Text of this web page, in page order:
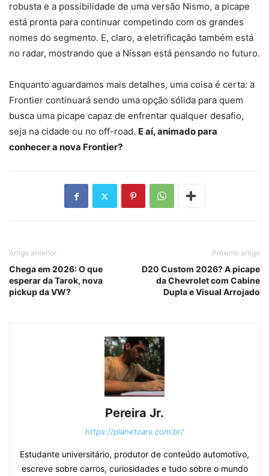
robusta e a possibilidade de uma versão Nismo, a picape
está pronta para continuar competindo com os grandes
nomes do segmento. E, claro, a eletrificação também está
no radar, mostrando que a Nissan está pensando no futuro.
Enquanto aguardamos mais detalhes, uma coisa é certa: a
Frontier continuará sendo uma opção sólida para quem
busca uma picape capaz de enfrentar qualquer desafio,
seja na cidade ou no off-road. E aí, animado para
conhecer a nova Frontier?
Artigo anterior
Chega em 2026: O que
esperar da Tarok, nova
pickup da VW?
Próximo artigo
D20 Custom 2026? A picape
da Chevrolet com Cabine
Dupla e Visual Arrojado
Pereira Jr.
https://planetcars.com.br/
Estudante universitário, produtor de conteúdo automotivo,
escreve sobre carros, curiosidades e tudo sobre o mundo